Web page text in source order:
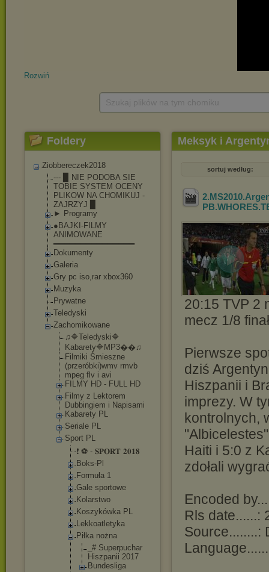
Rozwiń
Foldery
Ziobbereczek2018
--- ▉ NIE PODOBA SIE
TOBIE SYSTEM OCENY
PLIKOW NA CHOMIKUJ -
ZAJRZYJ ▉
► Programy
●BAJKI-FILMY
ANIMOWANE
═══════════════
Dokumenty
Galeria
Gry pc iso,rar xbox360
Muzyka
Prywatne
Teledyski
Zachomikowane
♫🔷Teledyski🔷
Kabarety🔷MP3��♫
Filmiki Śmieszne
(przeróbki)wmv rmvb
mpeg flv i avi
FILMY HD - FULL HD
Filmy z Lektorem
Dubbingiem i Napisami
Kabarety PL
Seriale PL
Sport PL
❗ ⚽ - 𝐒𝐏𝐎𝐑𝐓 𝟐𝟎𝟏𝟖
Boks-Pl
Formuła 1
Gale sportowe
Kolarstwo
Koszykówka PL
Lekkoatletyka
Piłka nożna
_# Superpuc har
Hiszpanii 2017
Bundesliga
Meksyk i
sortuj według:
20:15 TVP 2
mecz 1/8
Pierwsze
dziś
Hiszpanii i
imprezy. W
kontrolnych,
Haiti i 5:0 z
zdołali
Encoded
Rls date......:
Source........: